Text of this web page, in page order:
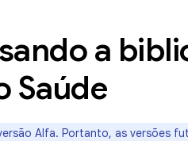
a
Saúde
Alfa. Portanto, as versões